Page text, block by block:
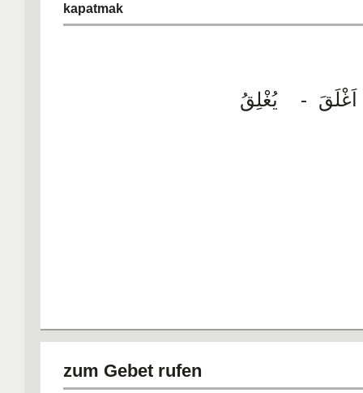
kapatmak
اَغْلَقَ - يُغْلِقُ
zum Gebet rufen